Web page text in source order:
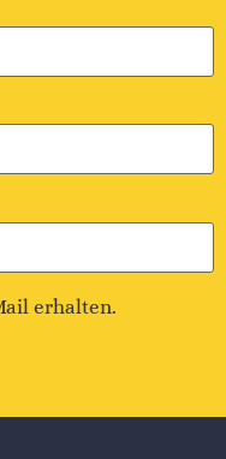
erhalten.